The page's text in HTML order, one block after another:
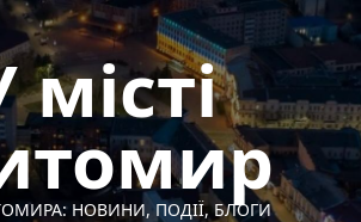
місті
НОВИНИ, ПОДІЇ, БЛОГИ